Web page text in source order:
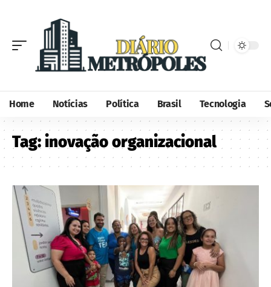
Home Notícias Política Brasil Tecnologia
Tag:inovação organizacional